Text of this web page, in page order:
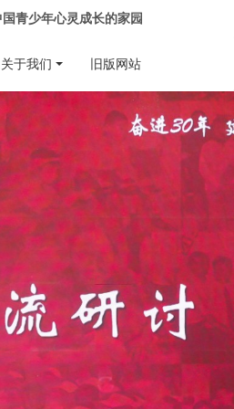
青少年心灵成长的家园
关于我们 旧版网站